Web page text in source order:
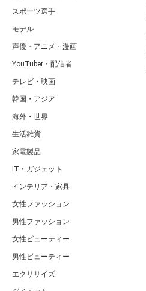
スポーツ選手
モデル
声優・アニメ・漫画
YouTuber・配信者
テレビ・映画
韓国・アジア
海外・世界
生活雑貨
家電製品
IT・ガジェット
インテリア・家具
女性ファッション
男性ファッション
女性ビューティー
男性ビューティー
エクササイズ